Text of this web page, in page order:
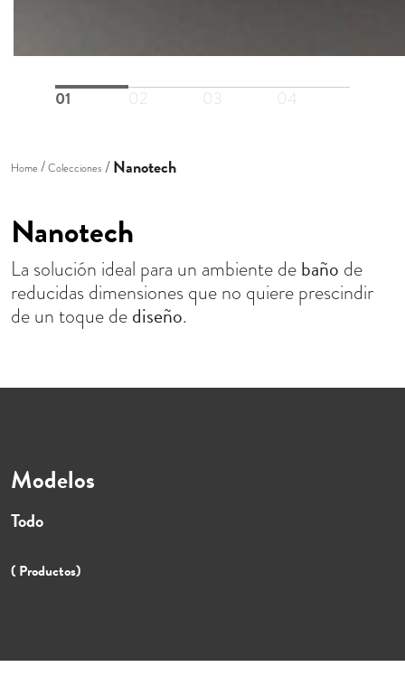
01 02 03 04
Home Colecciones Nanotech
Nanotech
La solución ideal para un ambiente debaño de
reducidas dimensiones que no quiere prescindir
de un toque dediseño.
Modelos
Todo
( Productos)